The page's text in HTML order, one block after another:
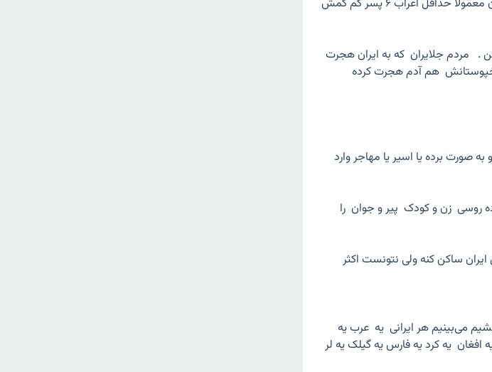
در زمان اعراب بیش از ۱۰۰ هزار خانوار به ایران مهاجرت کردن معمولا حداقل اعراب ۶ پسر کم کمش
. مردم جلایران که به ایران هجرت
هم آدم هجرت کرده
صورت برده یا اسیر یا مهاجر وارد
شکست دادن روس‌ها بیش از ۵۰ هزار برده روسی زن و کودک پیر و جوان را
ساکن کنه ولی نتونست اکثر
می‌بینیم هر ایرانی یه عرب یه
افغان یه کرد یه فارس یه گیلک یه لر